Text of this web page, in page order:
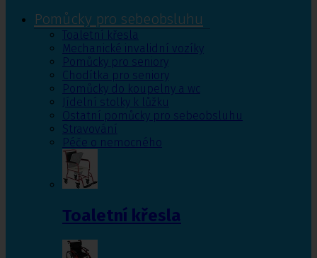
Pomůcky pro sebeobsluhu
Toaletní křesla
Mechanické invalidní vozíky
Pomůcky pro seniory
Chodítka pro seniory
Pomůcky do koupelny a wc
Jídelní stolky k lůžku
Ostatní pomůcky pro sebeobsluhu
Stravování
Péče o nemocného
Toaletní křesla